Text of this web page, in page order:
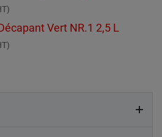
Vert NR.1 2,5 L